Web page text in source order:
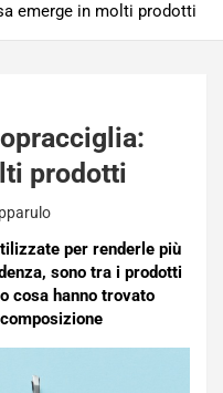
emerge in molti prodotti
prodotti
per renderle più
sono tra i prodotti
cosa hanno trovato